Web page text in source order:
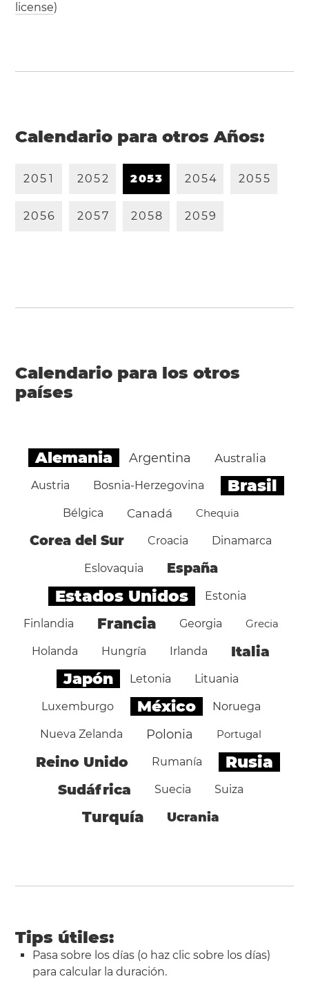
license)
Calendario para otros Años:
205 1 2052 2053 2054 2055
2056 2057 2058 2059
Calendario para los otros
países
Alemania Argentina Australia
Austria Bosnia-Herzegovina Brasil
Bélgica Canadá Chequia
Corea del Sur Croacia Dinamarca
Eslovaquia España
Estados Unidos Estonia
Finlandia Francia Georgia Grecia
Holanda Hungría Irlanda Italia
Japón Letonia Lituania
Luxemburgo México Noruega
Nueva Zelanda Polonia Portugal
Reino Unido Rumanía Rusia
Sudáfrica Suecia Suiza
Turquía Ucrania
Tips útiles:
Pasa sobre los días (o haz clic sobre los días)
para calcular la duración.